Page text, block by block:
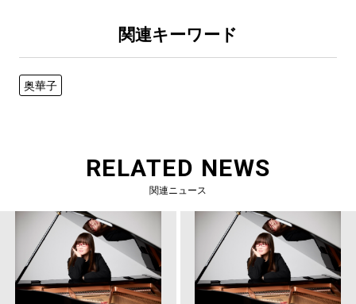
関連キーワード
奥華子
RELATED NEWS
関連ニュース